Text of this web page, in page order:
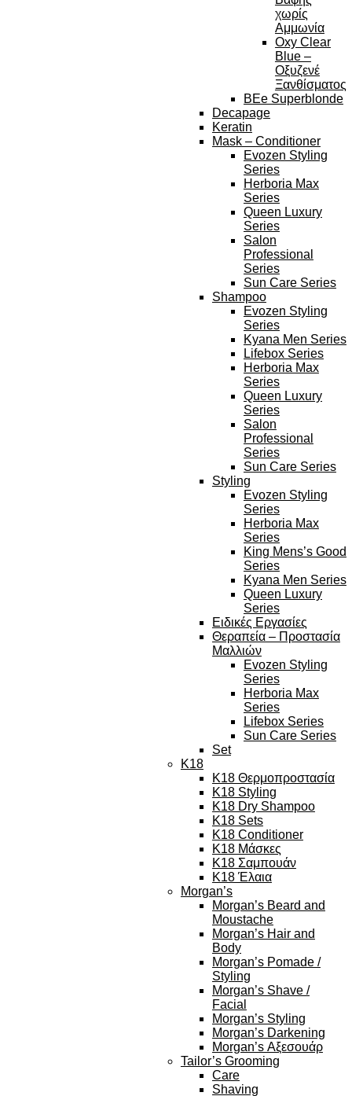
χωρίς
Αμμωνία
Oxy Clear
Blue –
Οξυζενέ
Ξανθίσματος
BEe Superblonde
Decapage
Keratin
Mask – Conditioner
Evozen Styling
Series
Herboria Max
Series
Queen Luxury
Series
Salon
Professional
Series
Sun Care Series
Shampoo
Evozen Styling
Series
Kyana Men Series
Lifebox Series
Herboria Max
Series
Queen Luxury
Series
Salon
Professional
Series
Sun Care Series
Styling
Evozen Styling
Series
Herboria Max
Series
King Mens’s Good
Series
Kyana Men Series
Queen Luxury
Series
Ειδικές Εργασίες
Θεραπεία – Προστασία
Μαλλιών
Evozen Styling
Series
Herboria Max
Series
Lifebox Series
Sun Care Series
Set
K18
K18 Θερμοπροστασία
K18 Styling
K18 Dry Shampoo
K18 Sets
K18 Conditioner
K18 Μάσκες
K18 Σαμπουάν
K18 Έλαια
Morgan’s
Morgan’s Beard and
Moustache
Morgan’s Hair and
Body
Morgan’s Pomade /
Styling
Morgan’s Shave /
Facial
Morgan’s Styling
Morgan’s Darkening
Morgan’s Αξεσουάρ
Tailor’s Grooming
Care
Shaving